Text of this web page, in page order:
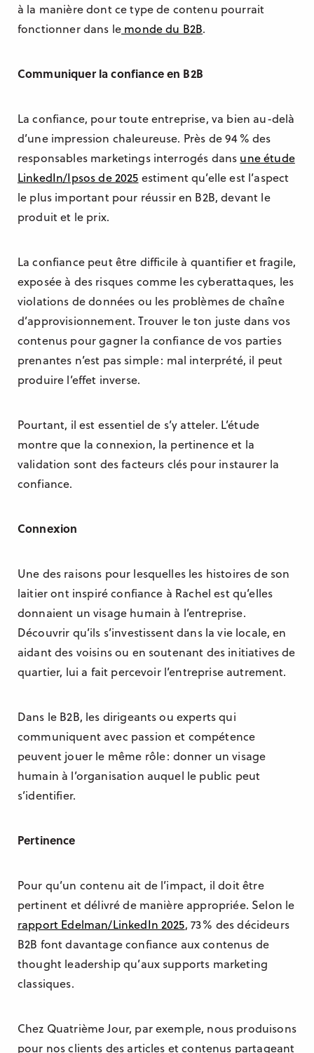
à la manière dont ce type de contenu pourrait
fonctionner dans le monde du B2B.
Communiquer la confiance en B2B
La confiance, pour toute entreprise, va bien au-delà
d’une impression chaleureuse. Près de 94 % des
responsables marketings interrogés dans une étude
LinkedIn/Ipsos de 2025 estiment qu’elle est l’aspect
le plus important pour réussir en B2B, devant le
produit et le prix.
La confiance peut être difficile à quantifier et fragile,
exposée à des risques comme les cyberattaques, les
violations de données ou les problèmes de chaîne
d’approvisionnement. Trouver le ton juste dans vos
contenus pour gagner la confiance de vos parties
prenantes n’est pas simple : mal interprété, il peut
produire l’effet inverse.
Pourtant, il est essentiel de s’y atteler. L’étude
montre que la connexion, la pertinence et la
validation sont des facteurs clés pour instaurer la
confiance.
Connexion
Une des raisons pour lesquelles les histoires de son
laitier ont inspiré confiance à Rachel est qu’elles
donnaient un visage humain à l’entreprise.
Découvrir qu’ils s’investissent dans la vie locale, en
aidant des voisins ou en soutenant des initiatives de
quartier, lui a fait percevoir l’entreprise autrement.
Dans le B2B, les dirigeants ou experts qui
communiquent avec passion et compétence
peuvent jouer le même rôle : donner un visage
humain à l’organisation auquel le public peut
s’identifier.
Pertinence
Pour qu’un contenu ait de l’impact, il doit être
pertinent et délivré de manière appropriée. Selon le
rapport Edelman/LinkedIn 2025, 73 % des décideurs
B2B font davantage confiance aux contenus de
thought leadership qu’aux supports marketing
classiques.
Chez Quatrième Jour, par exemple, nous produisons
pour nos clients des articles et contenus partageant